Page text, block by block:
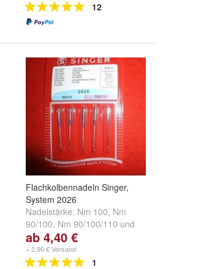
12
Flachkolbennadeln Singer,
System 2026
Nadelstärke: Nm 100, Nm
90/100, Nm 90/100/110 und
weitere ...
ab 4,40 €
+ 2,90 € Versand
1